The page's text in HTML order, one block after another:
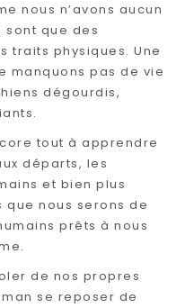
nous n’avons aucun
que des
traits physiques. Une
manquons pas de vie
dégourdis,
tout à apprendre
départs, les
et bien plus
nous serons de
prêts à nous
de nos propres
se reposer de